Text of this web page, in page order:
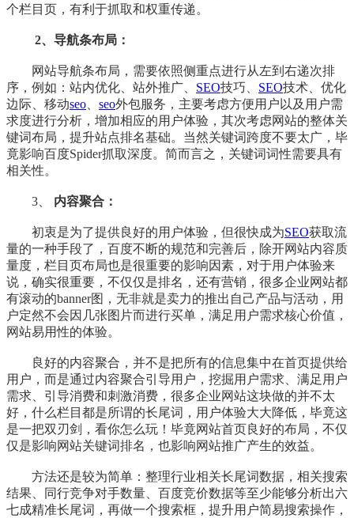
个栏目页，有利于抓取和权重传递。
2、导航条布局：
网站导航条布局，需要依照侧重点进行从左到右递次排
序，例如：站内优化、站外推广、 SEO技巧、 SEO技术、优化
边际、移动seo seo外包服务，主要考虑方便用户以及用户需
求度进行分析，增加相应的用户体验，其次考虑网站的整体关
键词布局，提升站点排名基础。当然关键词跨度不要太广，毕
竟影响百度Spider抓取深度。简而言之，关键词词性需要具有
相关性。
3、 内容聚合：
初衷是为了提供良好的用户体验，但很快成为SEO获取流
量的一种手段了，百度不断的规范和完善后，除开网站内容质
量度，栏目页布局也是很重要的影响因素，对于用户体验来
说，确实很重要，不仅仅是排名，还有营销，很多企业网站都
有滚动的banner图，无非就是卖力的推出自己产品与活动，用
户定然不会因几张图片而进行买单，满足用户需求核心价值，
网站易用性的体验。
良好的内容聚合，并不是把所有的信息集中在首页提供给
用户，而是通过内容聚合引导用户，挖掘用户需求、满足用户
需求、引导消费和刺激消费，很多企业网站这块做的并不太
好，什么栏目都是所谓的长尾词，用户体验大大降低，毕竟这
是一把双刃剑，看你怎么玩！毕竟网站首页良好的布局，不仅
仅是影响网站关键词排名，也影响网站推广产生的效益。
方法还是较为简单：整理行业相关长尾词数据，相关搜索
结果、同行竞争对手数量、百度竞价数据等至少能够分析出六
七成精准长尾词，再做一个搜索框，提升用户简易搜索操作，